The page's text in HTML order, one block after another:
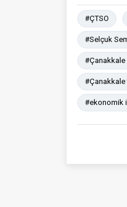
#ÇTSO
#Selçuk
#Çanakkale
#ekonomik